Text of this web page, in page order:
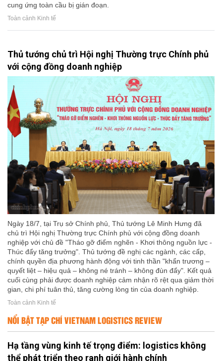
cung ứng toàn cầu bị gián đoạn.
Toàn cảnh Kinh tế
Thủ tướng chủ trì Hội nghị Thường trực Chính phủ
với cộng đồng doanh nghiệp
Ngày 18/7, tại Trụ sở Chính phủ, Thủ tướng Lê Minh Hưng đã
chủ trì Hội nghị Thường trực Chính phủ với cộng đồng doanh
nghiệp với chủ đề "Tháo gỡ điểm nghẽn - Khơi thông nguồn lực -
Thúc đẩy tăng trưởng". Thủ tướng đề nghị các ngành, các cấp,
chính quyền địa phương hành động với tinh thần "khẩn trương –
quyết liệt – hiệu quả – không né tránh – không đùn đẩy". Kết quả
cuối cùng phải được doanh nghiệp cảm nhận rõ rệt qua giảm thời
gian, chi phí tuân thủ, tăng cường lòng tin của doanh nghiệp.
Toàn cảnh Kinh tế
NỔI BẬT TẠP CHÍ VIETNAM LOGISTICS REVIEW
Hạ tầng vùng kinh tế trọng điểm: logistics không
thể phát triển theo ranh giới hành chính